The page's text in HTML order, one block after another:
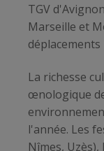
TGV
Marseille et
La richesse
œnologique
l'année. Les
Nîmes,